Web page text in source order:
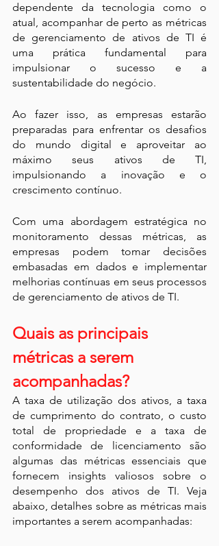
dependente da tecnologia como o
atual, acompanhar de perto as métricas
de gerenciamento de ativos de TI é
uma prática fundamental para
impulsionar o sucesso e a
sustentabilidade do negócio.
Ao fazer isso, as empresas estarão
preparadas para enfrentar os desafios
do mundo digital e aproveitar ao
máximo seus ativos de TI,
impulsionando a inovação e o
crescimento contínuo.
Com uma abordagem estratégica no
monitoramento dessas métricas, as
empresas podem tomar decisões
embasadas em dados e implementar
melhorias contínuas em seus processos
de gerenciamento de ativos de TI.
Quais as principais
métricas a serem
acompanhadas?
A taxa de utilização dos ativos, a taxa
de cumprimento do contrato, o custo
total de propriedade e a taxa de
conformidade de licenciamento são
algumas das métricas essenciais que
fornecem insights valiosos sobre o
desempenho dos ativos de TI. Veja
abaixo, detalhes sobre as métricas mais
importantes a serem acompanhadas: